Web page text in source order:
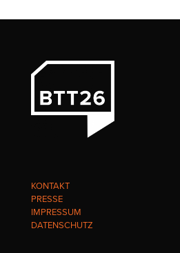
KONTAKT
PRESSE
IMPRESSUM
DATENSCHUTZ